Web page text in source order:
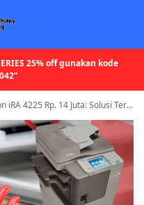
25% off gunakan kode
Solusi Terbaik untuk Mesin Fotocopy di Karawang dan Sekitarnya